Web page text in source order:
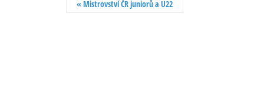
« Mistrovství ČR juniorů a U22